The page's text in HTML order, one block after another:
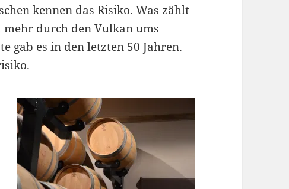
kennen das Risiko. Was zählt
durch den Vulkan ums
gab es in den letzten 50 Jahren.